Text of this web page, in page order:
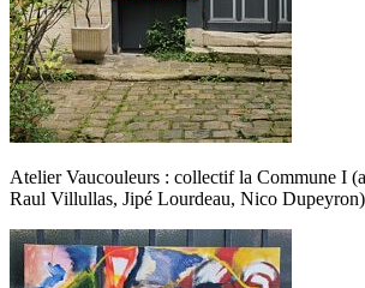
Atelier Vaucouleurs : collectif la Commune I
Raul Villullas, Jipé Lourdeau, Nico Dupeyron)